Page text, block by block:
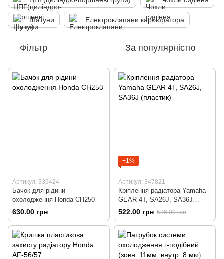
Шатуни Електроклапани карбюратора
Фільтр За популярністю
Артикул: 339424
Бачок для рідини
охолодження Honda CH250
630.00 грн
−1%
Артикул: 347821
Кріплення радіатора Yamaha
GEAR 4T, SA26J, SA36J
(пластик)
522.00 грн 526.00 грн